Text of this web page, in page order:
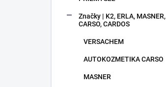
Značky | K2, ERLA, MASNER,
CARSO, CARDOS
VERSACHEM
AUTOKOZMETIKA CARSO
MASNER